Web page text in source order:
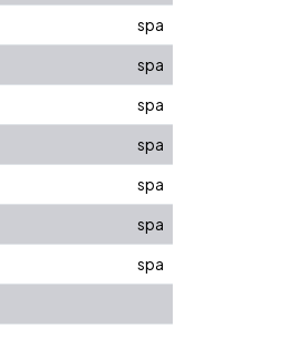
spa
spa
spa
spa
spa
spa
spa